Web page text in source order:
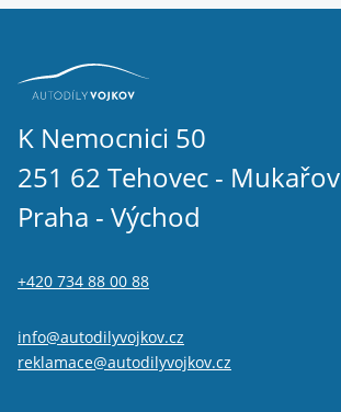
K Nemocnici 50
251 62 Tehovec - Mukařov
Praha - Východ
+420 734 88 00 88
info@autodilyvojkov.cz
reklamace@autodilyvojkov.cz